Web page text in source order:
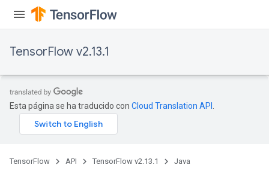
TensorFlow v2.13.1
Esta página se ha traducido con Cloud Translation API
TensorFlow API TensorFlow v2.13.1 Java